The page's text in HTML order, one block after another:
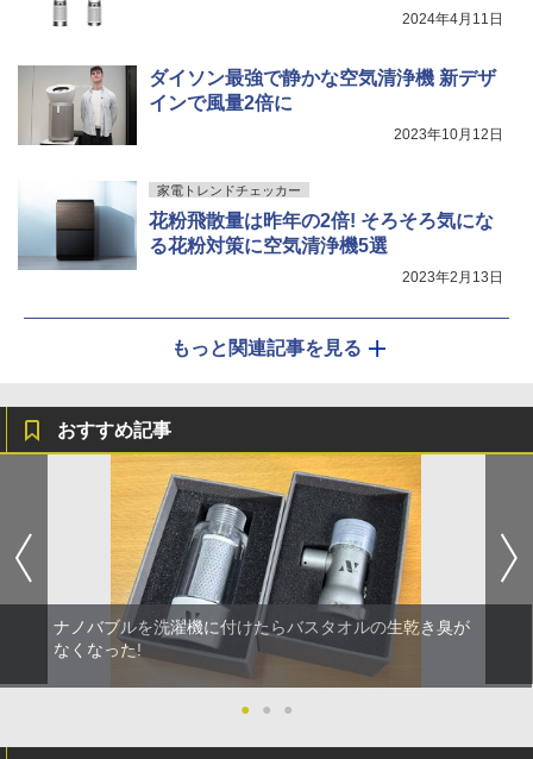
2024年4月11日
ダイソン最強で静かな空気清浄機 新デザ
インで風量2倍に
2023年10月12日
家電トレンドチェッカー
花粉飛散量は昨年の2倍! そろそろ気にな
る花粉対策に空気清浄機5選
2023年2月13日
もっと関連記事を見る
おすすめ記事
ナノバブルを洗濯機に付けたらバスタオルの生乾き臭が
なくなった!
● ● ●